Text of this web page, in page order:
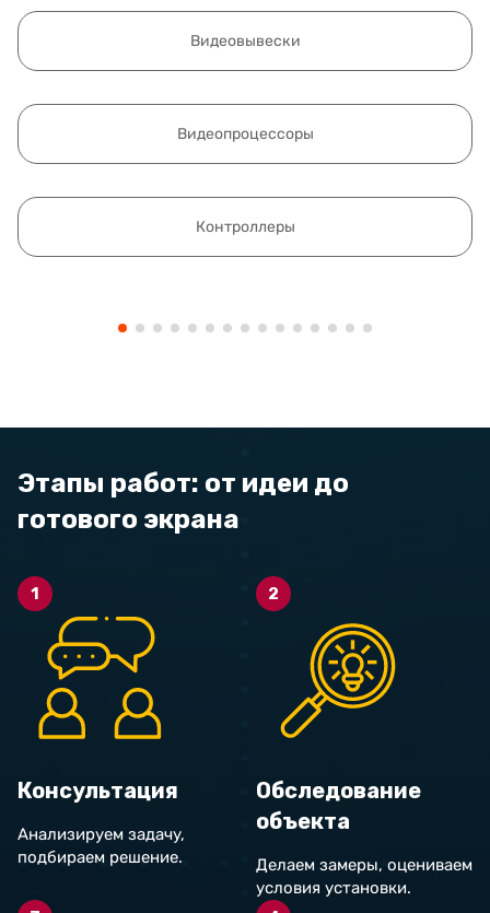
Видеовывески
Видеопроцессоры
Контроллеры
Этапы работ: от идеи до
готового экрана
1
Консультация
Анализируем задачу,
подбираем решение.
2
Обследование
объекта
Делаем замеры, оцениваем
условия установки.